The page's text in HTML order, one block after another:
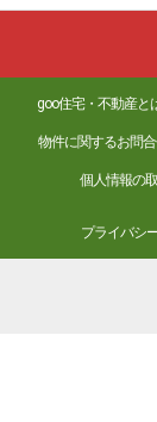
goo住宅・不動産と
物件に関するお問
個人情報の
プライバシ